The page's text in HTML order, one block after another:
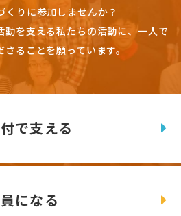
くりに参加しませんか？
動を支える私たちの活動に、一人で
ることを願っています。
で支える
になる